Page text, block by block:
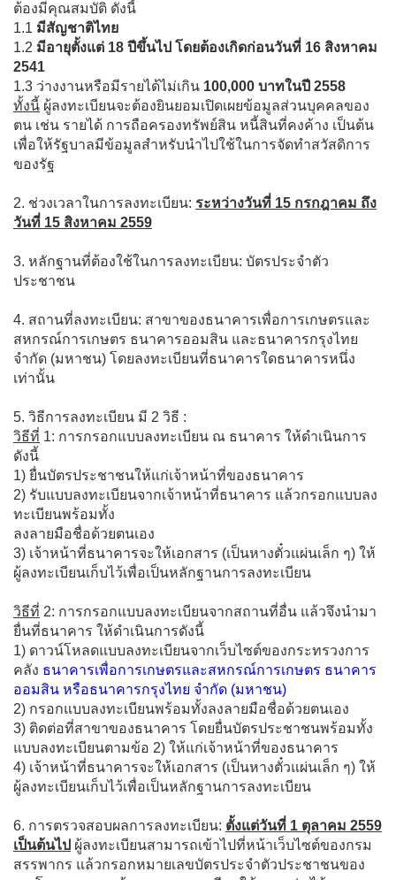
ต้องมีคุณสมบัติ ดังนี้
1.1 มีสัญชาติไทย
1.2 มีอายุตั้งแต่ 18 ปีขึ้นไป โดยต้องเกิดก่อนวันที่ 16 สิงหาคม
2541
1.3 ว่างงานหรือมีรายได้ไม่เกิน 100,000 บาทในปี 2558
ทั้งนี้ ผู้ลงทะเบียนจะต้องยินยอมเปิดเผยข้อมูลส่วนบุคคลของ
ตน เช่น รายได้ การถือครองทรัพย์สิน หนี้สินที่คงค้าง เป็นต้น
เพื่อให้รัฐบาลมีข้อมูลสำหรับนำไปใช้ในการจัดทำสวัสดิการ
ของรัฐ
2. ช่วงเวลาในการลงทะเบียน: ระหว่างวันที่ 15 กรกฎาคม ถึง
วันที่ 15 สิงหาคม 2559
3. หลักฐานที่ต้องใช้ในการลงทะเบียน: บัตรประจำตัว
ประชาชน
4. สถานที่ลงทะเบียน: สาขาของธนาคารเพื่อการเกษตรและ
สหกรณ์การเกษตร ธนาคารออมสิน และธนาคารกรุงไทย
จำกัด (มหาชน) โดยลงทะเบียนที่ธนาคารใดธนาคารหนึ่ง
เท่านั้น
5. วิธีการลงทะเบียน มี 2 วิธี :
วิธีที่ 1: การกรอกแบบลงทะเบียน ณ ธนาคาร ให้ดำเนินการ
ดังนี้
1) ยื่นบัตรประชาชนให้แก่เจ้าหน้าที่ของธนาคาร
2) รับแบบลงทะเบียนจากเจ้าหน้าที่ธนาคาร แล้วกรอกแบบลง
ทะเบียนพร้อมทั้ง
ลงลายมือชื่อด้วยตนเอง
3) เจ้าหน้าที่ธนาคารจะให้เอกสาร (เป็นหางตั๋วแผ่นเล็ก ๆ) ให้
ผู้ลงทะเบียนเก็บไว้เพื่อเป็นหลักฐานการลงทะเบียน
วิธีที่ 2: การกรอกแบบลงทะเบียนจากสถานที่อื่น แล้วจึงนำมา
ยื่นที่ธนาคาร ให้ดำเนินการดังนี้
1) ดาวน์โหลดแบบลงทะเบียนจากเว็บไซต์ของกระทรวงการ
คลัง ธนาคารเพื่อการเกษตรและสหกรณ์การเกษตร ธนาคาร
ออมสิน หรือธนาคารกรุงไทย จำกัด (มหาชน)
2) กรอกแบบลงทะเบียนพร้อมทั้งลงลายมือชื่อด้วยตนเอง
3) ติดต่อที่สาขาของธนาคาร โดยยื่นบัตรประชาชนพร้อมทั้ง
แบบลงทะเบียนตามข้อ 2) ให้แก่เจ้าหน้าที่ของธนาคาร
4) เจ้าหน้าที่ธนาคารจะให้เอกสาร (เป็นหางตั๋วแผ่นเล็ก ๆ) ให้
ผู้ลงทะเบียนเก็บไว้เพื่อเป็นหลักฐานการลงทะเบียน
6. การตรวจสอบผลการลงทะเบียน: ตั้งแต่วันที่ 1 ตุลาคม 2559
เป็นต้นไป ผู้ลงทะเบียนสามารถเข้าไปที่หน้าเว็บไซต์ของกรม
สรรพากร แล้วกรอกหมายเลขบัตรประจำตัวประชาชนของ